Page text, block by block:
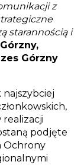
z
starannością i
Górzny
najszybciej
podjęte
Ochrony